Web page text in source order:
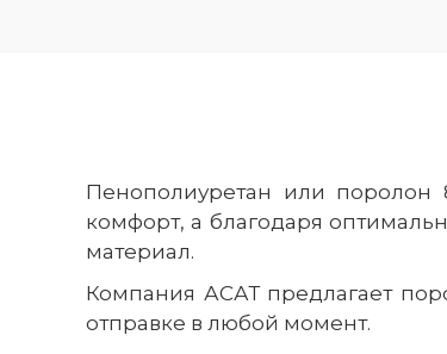
Пенополиуретан или поролон
комфорт, а благодаря
материал.
Компания АСАТ предлагает
отправке в любой момент.